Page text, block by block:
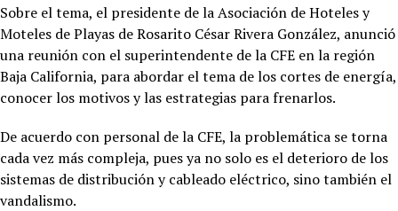
Sobre el tema, el presidente de la Asociación de Hoteles y
Moteles de Playas de Rosarito César Rivera González, anunció
una reunión con el superintendente de la CFE en la región
Baja California, para abordar el tema de los cortes de energía,
conocer los motivos y las estrategias para frenarlos.
De acuerdo con personal de la CFE, la problemática se torna
cada vez más compleja, pues ya no solo es el deterioro de los
sistemas de distribución y cableado eléctrico, sino también el
vandalismo.